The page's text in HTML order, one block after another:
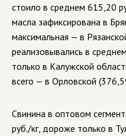
стоило в среднем 615,20
масла зафиксирована в
максимальная — в
реализовывались в
только в Калужской
всего — в Орловской
Свинина в оптовом
руб./кг, дороже только в